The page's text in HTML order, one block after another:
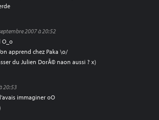
2007 à 20:52
apprend chez Paka \o/
du Julien DorÃ© naon aussi ? x)
20:53
immaginer oO